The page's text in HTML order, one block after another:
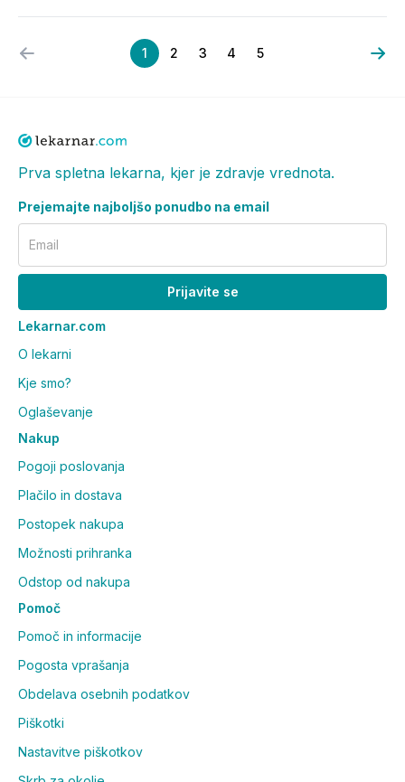
1 2 3 4 5
Prva spletna lekarna, kjer je zdravje vrednota.
Prejemajte najboljšo ponudbo na email
Email
Prijavite se
Lekarnar.com
O lekarni
Kje smo?
Oglaševanje
Nakup
Pogoji poslovanja
Plačilo in dostava
Postopek nakupa
Možnosti prihranka
Odstop od nakupa
Pomoč
Pomoč in informacije
Pogosta vprašanja
Obdelava osebnih podatkov
Piškotki
Nastavitve piškotkov